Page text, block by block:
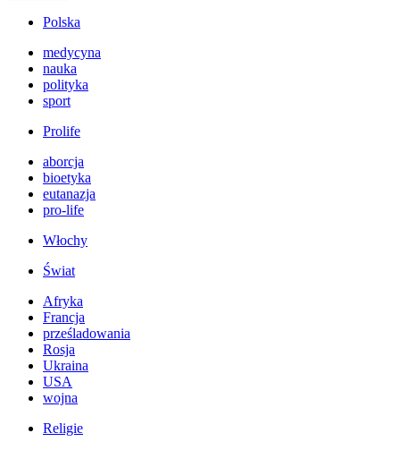
Polska
medycyna
nauka
polityka
sport
Prolife
aborcja
bioetyka
eutanazja
pro-life
Włochy
Świat
Afryka
Francja
prześladowania
Rosja
Ukraina
USA
wojna
Religie